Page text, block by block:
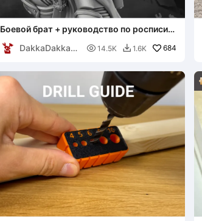
Боевой брат + руководство по росписи
DakkaDakkaSt
 14.5K  1.6K 684